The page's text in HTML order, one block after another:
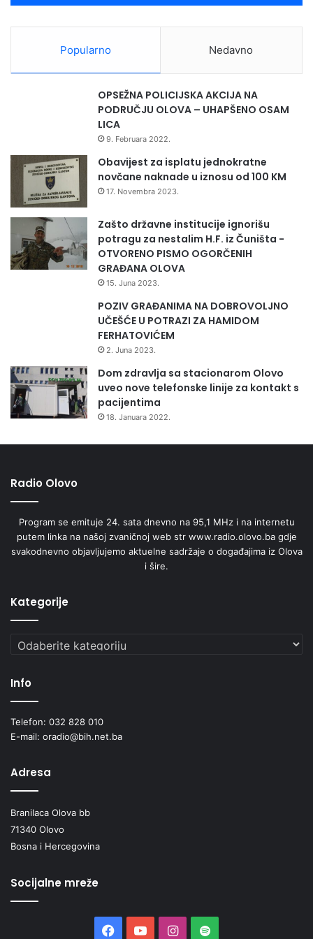
Popularno Nedavno
OPSEŽNA POLICIJSKA AKCIJA NA
PODRUČJU OLOVA – UHAPŠENO OSAM
LICA
9. Februara 2022.
Obavijest za isplatu jednokratne
novčane naknade u iznosu od 100 KM
17. Novembra 2023.
Zašto državne institucije ignorišu
potragu za nestalim H.F. iz Čuništa -
OTVORENO PISMO OGORČENIH
GRAĐANA OLOVA
15. Juna 2023.
POZIV GRAĐANIMA NA DOBROVOLJNO
UČEŠĆE U POTRAZI ZA HAMIDOM
FERHATOVIĆEM
2. Juna 2023.
Dom zdravlja sa stacionarom Olovo
uveo nove telefonske linije za kontakt s
pacijentima
18. Januara 2022.
Radio Olovo
Program se emituje 24. sata dnevno na 95,1 MHz i na internetu
putem linka na našoj zvaničnoj web str www.radio.olovo.ba gdje
svakodnevno objavljujemo aktuelne sadržaje o događajima iz Olova
i šire.
Kategorije
Kategorije
Info
Telefon: 032 828 010
E-mail: oradio@bih.net.ba
Adresa
Branilaca Olova bb
71340 Olovo
Bosna i Hercegovina
Socijalne mreže
FacebookYouTubeInstagram
Spotify